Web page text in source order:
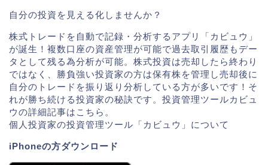
自分の投資を見える化しませんか？
株式トレードを自動で記録・分析するアプリ「カビュウ」
が誕生！複数口座の資産管理が可能で過去取引履歴もデー
タとして残る為分析が可能。株式投資は売却したら終わり
ではなく、勝負強い投資家の方は保有株を管理し売却後に
自分のトレードを振り返り分析している方が多いです！そ
れが勝ち続ける投資家の秘訣です。投資管理ツールカビュ
ウの詳細記事はこちら。
個人投資家の投資管理ツール「カビュウ」について
iPhoneの方ダウンロード